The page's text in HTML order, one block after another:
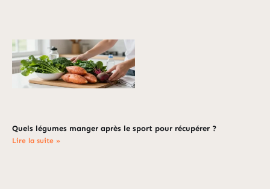
Quels légumes manger après le sport pour récupérer ?
Lire la suite »